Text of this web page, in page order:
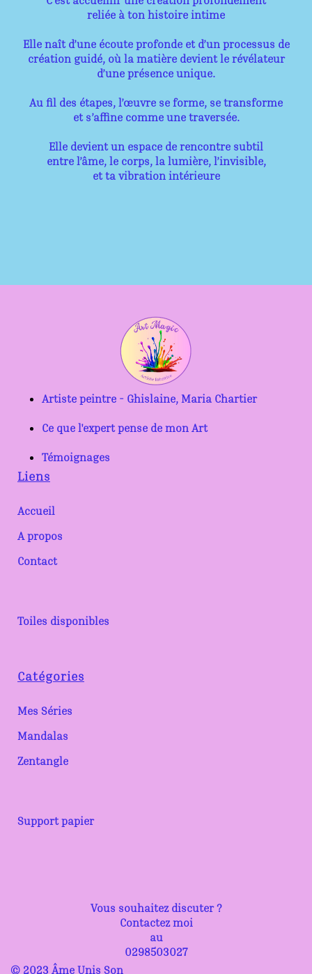
reliée à ton histoire intime
Elle naît d’une écoute profonde et d’un processus de
création guidé, où la matière devient le révélateur
d’une présence unique.
Au fil des étapes, l’œuvre se forme, se transforme
et s’affine comme une traversée.
Elle devient un espace de rencontre subtil
entre l’âme, le corps, la lumière, l’invisible,
et ta vibration intérieure
Artiste peintre - Ghislaine, Maria Chartier
Ce que l'expert pense de mon Art
Témoignages
Liens
Accueil
A propos
Contact
Toiles disponibles
Catégories
Mes Séries
Mandalas
Zentangle
Support papier
Vous souhaitez discuter ?
Contactez moi
au
0298503027
© 2023 Âme Unis Son